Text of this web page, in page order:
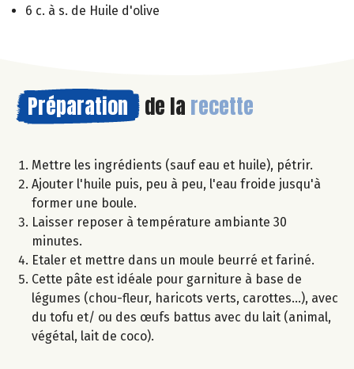
6 c. à s. de Huile d'olive
Préparation de la recette
Mettre les ingrédients (sauf eau et huile), pétrir.
Ajouter l'huile puis, peu à peu, l'eau froide jusqu'à
former une boule.
Laisser reposer à température ambiante 30
minutes.
Etaler et mettre dans un moule beurré et fariné.
Cette pâte est idéale pour garniture à base de
légumes (chou-fleur, haricots verts, carottes...), avec
du tofu et/ ou des œufs battus avec du lait (animal,
végétal, lait de coco).